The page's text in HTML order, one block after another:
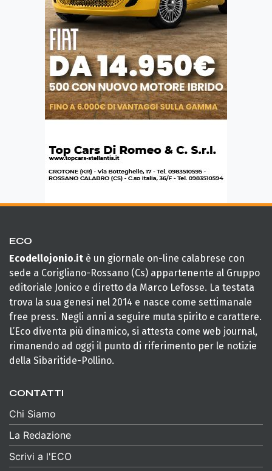
ECO
Ecodellojonio.it è un giornale on-line calabrese con
sede a Corigliano-Rossano (Cs) appartenente al Gruppo
editoriale Jonico e diretto da Marco Lefosse. La testata
trova la sua genesi nel 2014 e nasce come settimanale
free press. Negli anni a seguire muta spirito e carattere.
L’Eco diventa più dinamico, si attesta come web journal,
rimanendo ad oggi il punto di riferimento per le notizie
della Sibaritide-Pollino.
CONTATTI
Chi Siamo
La Redazione
Scrivi a l'ECO